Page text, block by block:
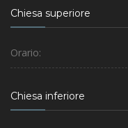
Chiesa superiore
Orario:
Chiesa inferiore